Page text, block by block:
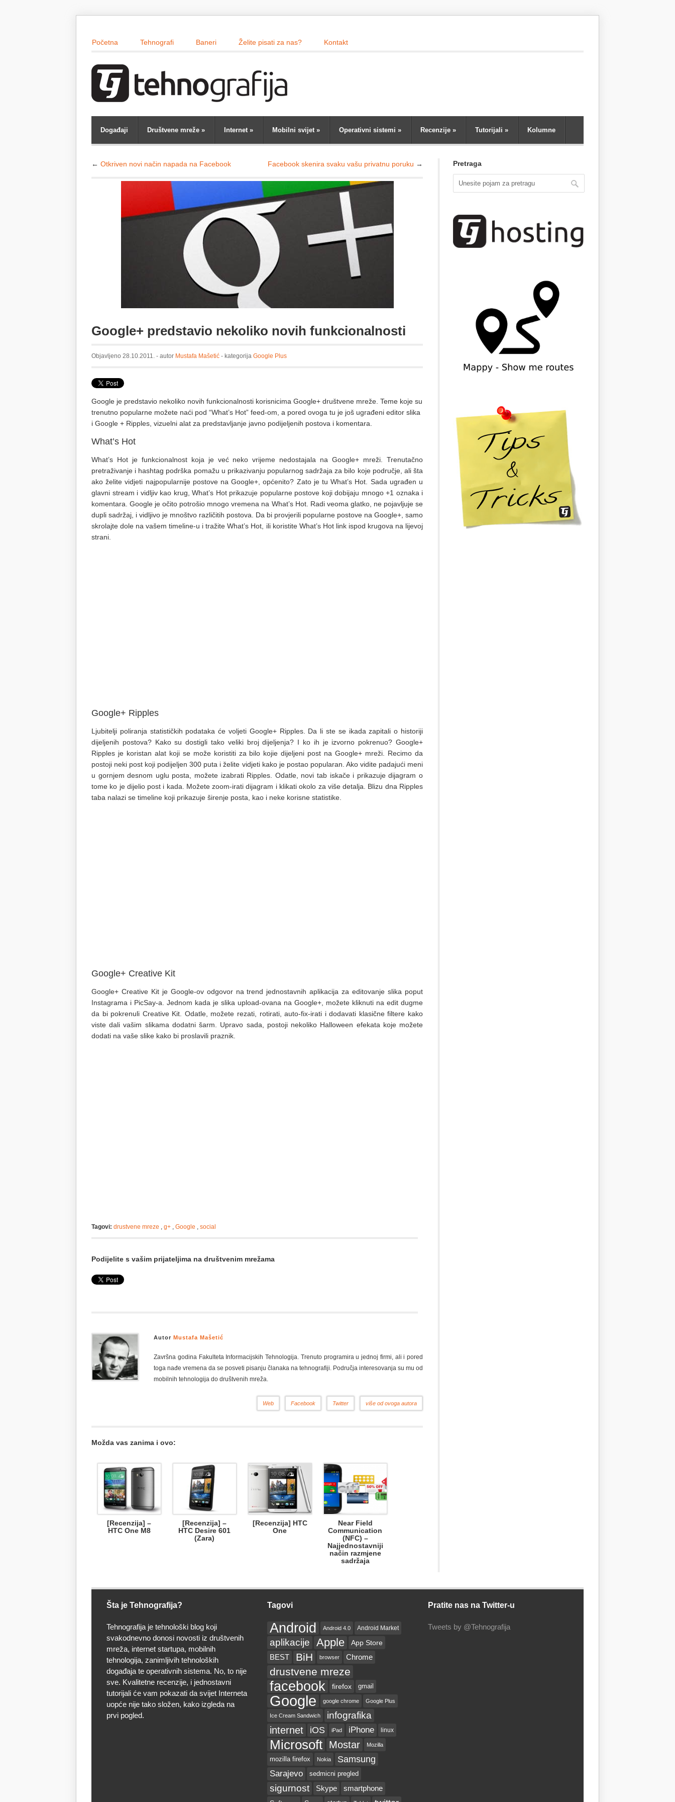
Početna Tehnografi Baneri Želite pisati za nas? Kontakt
Događaji Društvene mreže » Internet» Mobilni svijet» Operativni sistemi » Recenzije » Tutorijali » Kolumne
← Otkriven novi način napada na Facebook Facebook skenira svaku vašu privatnu poruku →
Google+ predstavio nekoliko novih funkcionalnosti
Objavljeno 28.10.2011. - autor Mustafa Mašetić - kategorija Google Plus
Google je predstavio nekoliko novih funkcionalnosti korisnicima Google+ društvene mreže. Teme koje su
trenutno popularne možete naći pod “What’s Hot” feed-om, a pored ovoga tu je još ugrađeni editor slika
i Google + Ripples, vizuelni alat za predstavljanje javno podijeljenih postova i komentara.
What’s Hot
What’s Hot je funkcionalnost koja je već neko vrijeme nedostajala na Google+ mreži. Trenutačno
pretraživanje i hashtag podrška pomažu u prikazivanju popularnog sadržaja za bilo koje područje, ali šta
ako želite vidjeti najpopularnije postove na Google+, općenito? Zato je tu What’s Hot. Sada ugrađen u
glavni stream i vidljiv kao krug, What’s Hot prikazuje popularne postove koji dobijaju mnogo +1 oznaka i
komentara. Google je očito potrošio mnogo vremena na What’s Hot. Radi veoma glatko, ne pojavljuje se
dupli sadržaj, i vidljivo je mnoštvo različitih postova. Da bi provjerili popularne postove na Google+, samo
skrolajte dole na vašem timeline-u i tražite What’s Hot, ili koristite What’s Hot link ispod krugova na lijevoj
strani.
Google+ Ripples
Ljubitelji poliranja statističkih podataka će voljeti Google+ Ripples. Da li ste se ikada zapitali o historiji
dijeljenih postova? Kako su dostigli tako veliki broj dijeljenja? I ko ih je izvorno pokrenuo? Google+
Ripples je koristan alat koji se može koristiti za bilo kojie dijeljeni post na Google+ mreži. Recimo da
postoji neki post koji podijeljen 300 puta i želite vidjeti kako je postao popularan. Ako vidite padajući meni
u gornjem desnom uglu posta, možete izabrati Ripples. Odatle, novi tab iskače i prikazuje dijagram o
tome ko je dijelio post i kada. Možete zoom-irati dijagram i klikati okolo za više detalja. Blizu dna Ripples
taba nalazi se timeline koji prikazuje širenje posta, kao i neke korisne statistike.
Google+ Creative Kit
Google+ Creative Kit je Google-ov odgovor na trend jednostavnih aplikacija za editovanje slika poput
Instagrama i PicSay-a. Jednom kada je slika upload-ovana na Google+, možete kliknuti na edit dugme
da bi pokrenuli Creative Kit. Odatle, možete rezati, rotirati, auto-fix-irati i dodavati klasične filtere kako
viste dali vašim slikama dodatni šarm. Upravo sada, postoji nekoliko Halloween efekata koje možete
dodati na vaše slike kako bi proslavili praznik.
Tagovi: drustvene mreze , g+ , Google , social
Podijelite s vašim prijateljima na društvenim mrežama
Autor Mustafa Mašetić
Završna godina Fakulteta Informacijskih Tehnologija. Trenuto programira u jednoj firmi, ali i pored
toga nađe vremena da se posveti pisanju članaka na tehnografiji. Područja interesovanja su mu od
mobilnih tehnologija do društvenih mreža.
više od ovoga autora
Twitter
Facebook
Web
Možda vas zanima i ovo:
[Recenzija] –
HTC One M8
[Recenzija] –
HTC Desire 601
(Zara)
[Recenzija] HTC
One
Near Field
Communication
(NFC) –
Najjednostavniji
način razmjene
sadržaja
Pretraga
Šta je Tehnografija?
Tehnografija je tehnološki blog koji
svakodnevno donosi novosti iz društvenih
mreža, internet startupa, mobilnih
tehnologija, zanimljivih tehnoloških
događaja te operativnih sistema. No, to nije
sve. Kvalitetne recenzije, i jednostavni
tutorijali će vam pokazati da svijet Interneta
uopće nije tako složen, kako izgleda na
prvi pogled.
Tagovi
Android Android 4.0 Android Market
aplikacije Apple App Store
BEST BiH browser Chrome
drustvene mreze
facebook firefox gmail
Google google chrome Google Plus
Ice Cream Sandwich infografika
internet iOS iPad iPhone linux
Microsoft Mostar Mozilla
mozilla firefox Nokia Samsung
Sarajevo sedmicni pregled
sigurnost Skype smartphone
Pratite nas na Twitter-u
Tweets by @Tehnografija